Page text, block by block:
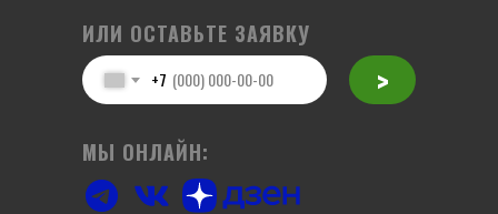
+7 >
ИЛИ ОСТАВЬТЕ ЗАЯВКУ
МЫ ОНЛАЙН: